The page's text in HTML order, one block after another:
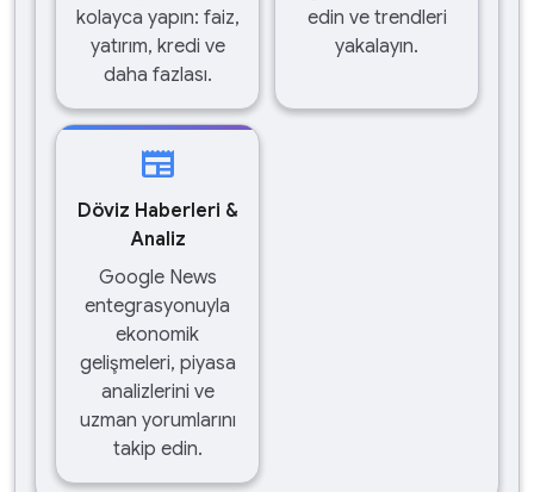
kolayca yapın: faiz,
yatırım, kredi ve
daha fazlası.
edin ve trendleri
yakalayın.
newspaper
Döviz Haberleri &
Analiz
Google News
entegrasyonuyla
ekonomik
gelişmeleri, piyasa
analizlerini ve
uzman yorumlarını
takip edin.